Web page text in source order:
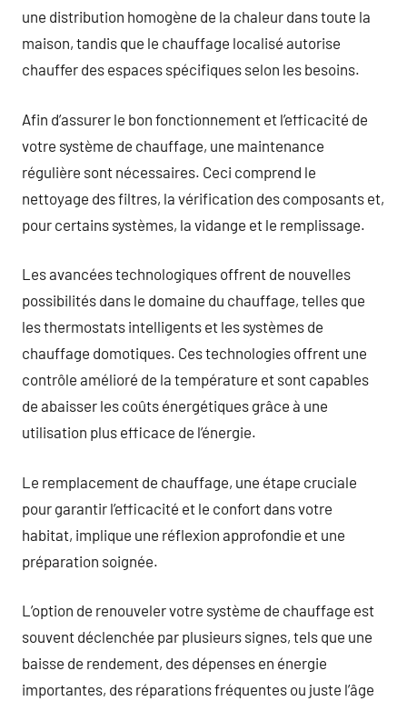
une distribution homogène de la chaleur dans toute la
maison, tandis que le chauffage localisé autorise
chauffer des espaces spécifiques selon les besoins.
Afin d’assurer le bon fonctionnement et l’efficacité de
votre système de chauffage, une maintenance
régulière sont nécessaires. Ceci comprend le
nettoyage des filtres, la vérification des composants et,
pour certains systèmes, la vidange et le remplissage.
Les avancées technologiques offrent de nouvelles
possibilités dans le domaine du chauffage, telles que
les thermostats intelligents et les systèmes de
chauffage domotiques. Ces technologies offrent une
contrôle amélioré de la température et sont capables
de abaisser les coûts énergétiques grâce à une
utilisation plus efficace de l’énergie.
Le remplacement de chauffage, une étape cruciale
pour garantir l’efficacité et le confort dans votre
habitat, implique une réflexion approfondie et une
préparation soignée.
L’option de renouveler votre système de chauffage est
souvent déclenchée par plusieurs signes, tels que une
baisse de rendement, des dépenses en énergie
importantes, des réparations fréquentes ou juste l’âge